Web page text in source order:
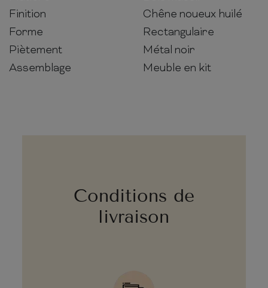
Finition
Chêne noueux huilé
Forme
Rectangulaire
Piètement
Métal noir
Assemblage
Meuble en kit
Conditions de
livraison